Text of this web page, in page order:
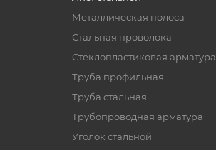
Металлическая полоса
Стальная проволока
Стеклопластиковая арматура
Труба профильная
Труба стальная
Трубопроводная арматура
Уголок стальной